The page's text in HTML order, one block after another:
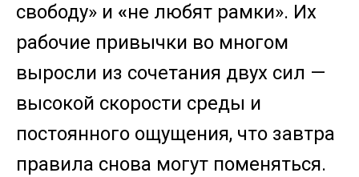
свободу» и «не любят рамки». Их
рабочие привычки во многом
выросли из сочетания двух сил —
высокой скорости среды и
постоянного ощущения, что завтра
правила снова могут поменяться.